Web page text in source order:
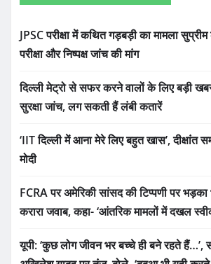
JPSC परीक्षा में कथित गड़बड़ी का मामला सुप्रीम
परीक्षा और निष्पक्ष जांच की मांग
दिल्ली मेट्रो से सफर करने वालों के लिए बड़ी
सुरक्षा जांच, लग सकती हैं लंबी कतारें
‘IIT दिल्ली में आना मेरे लिए बहुत खास’, दीक्षांत
मोदी
FCRA पर अमेरिकी सांसद की टिप्पणी पर
करारा जवाब, कहा- ‘आंतरिक मामलों में दखल
यूपी: ‘कुछ लोग जीवन भर बच्चे ही बने रहते हैं…’,